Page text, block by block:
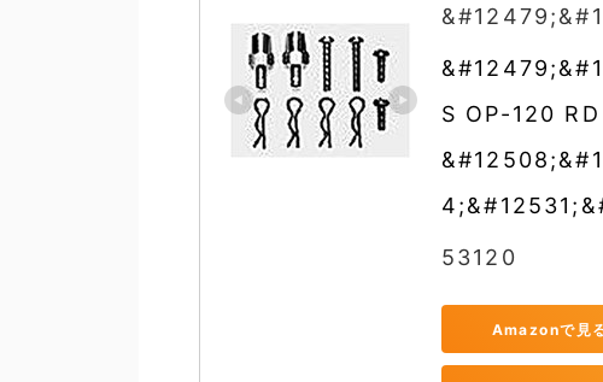
S OP-120
53120
Amazonで見